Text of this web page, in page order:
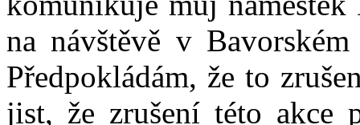
na návštěvě v
Předpokládám, že to
jist, že zrušení této akce